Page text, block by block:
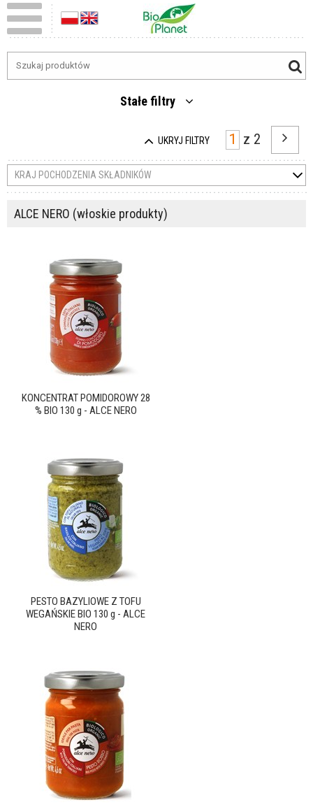
Stałe filtry
UKRYJ FILTRY z 2
KRAJ POCHODZENIA SKŁADNIKÓW
ALCE NERO (włoskie produkty)
KONCENTRAT POMIDOROWY 28
% BIO 130 g - ALCE NERO
PESTO BAZYLIOWE Z TOFU
WEGAŃSKIE BIO 130 g - ALCE
NERO